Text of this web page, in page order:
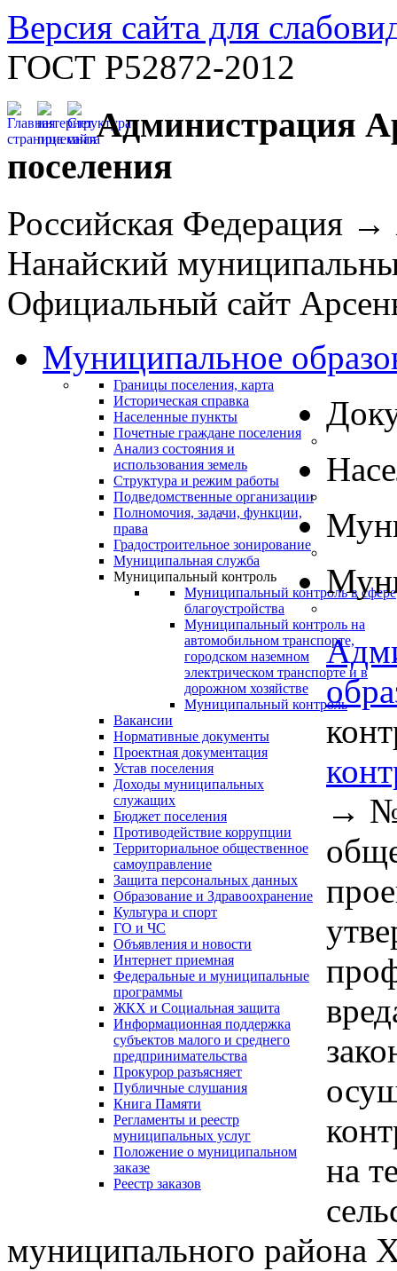
Версия сайта для
ГОСТ Р52872-2012
Администрация
поселения
Российская Федерация
Нанайский
Официальный сайт
Муниципальное
Границы поселения, карта
Историческая справка
Населенные пункты
Почетные граждане поселения
Анализ состояния и
использования земель
Структура и режим работы
Подведомственные организации
Полномочия, задачи, функции,
права
Градостроительное зонирование
Муниципальная служба
Муниципальный контроль
Муниципальный контроль в сфере
благоустройства
Муниципальный контроль на
автомобильном транспорте,
городском наземном
электрическом транспорте и в
дорожном хозяйстве
Муниципальный контроль
Вакансии
Нормативные документы
Проектная документация
Устав поселения
Доходы муниципальных
служащих
Бюджет поселения
Противодействие коррупции
Территориальное общественное
самоуправление
Защита персональных данных
Образование и Здравоохранение
Культура и спорт
ГО и ЧС
Объявления и новости
Интернет приемная
Федеральные и муниципальные
программы
ЖКХ и Социальная защита
Информационная поддержка
субъектов малого и среднего
предпринимательства
Прокурор разъясняет
Публичные слушания
Книга Памяти
Регламенты и реестр
муниципальных услуг
Положение о муниципальном
заказе
Реестр заказов
→
на
муниципального района